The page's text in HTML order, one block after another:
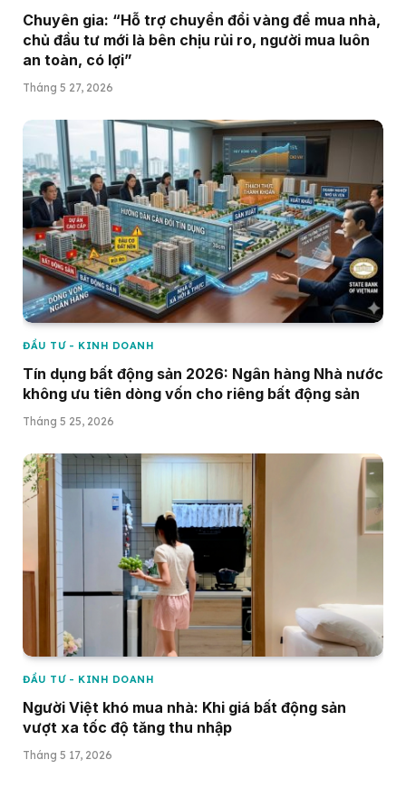
Chuyên gia: “Hỗ trợ chuyển đổi vàng để mua nhà,
chủ đầu tư mới là bên chịu rủi ro, người mua luôn
an toàn, có lợi”
Tháng 5 27, 2026
ĐẦU TƯ - KINH DOANH
Tín dụng bất động sản 2026: Ngân hàng Nhà nước
không ưu tiên dòng vốn cho riêng bất động sản
Tháng 5 25, 2026
ĐẦU TƯ - KINH DOANH
Người Việt khó mua nhà: Khi giá bất động sản
vượt xa tốc độ tăng thu nhập
Tháng 5 17, 2026